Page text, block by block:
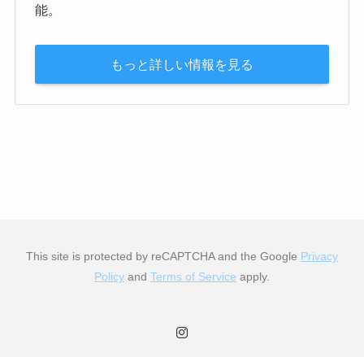
能。
もっと詳しい情報を見る
This site is protected by reCAPTCHA and the Google Privacy
Policy and Terms of Service apply.